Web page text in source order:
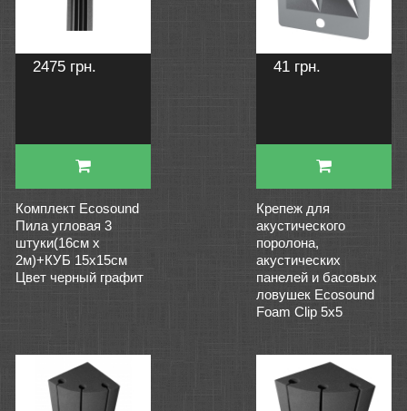
2475 грн.
Комплект Ecosound
Пила угловая 3
штуки(16см х
2м)+КУБ 15х15см
Цвет черный графит
41 грн.
Крепеж для
акустического
поролона,
акустических
панелей и басовых
ловушек Ecosound
Foam Clip 5x5